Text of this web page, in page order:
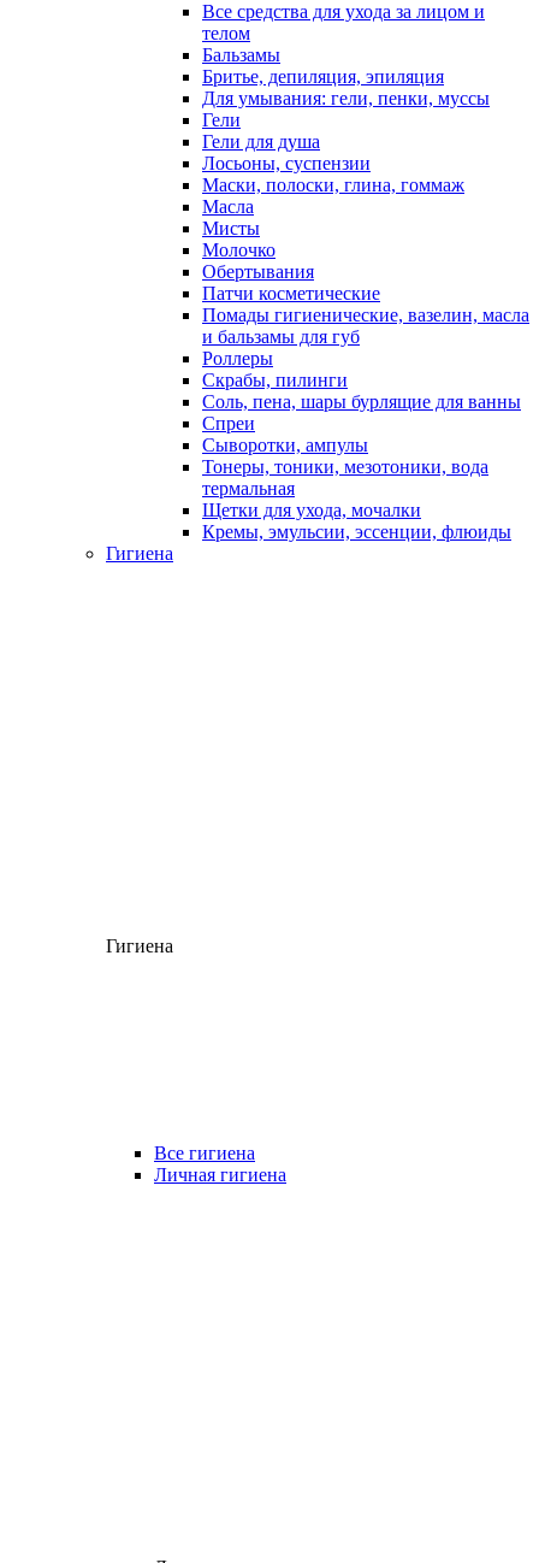
Все средства для ухода за лицом и
телом
Бальзамы
Бритье, депиляция, эпиляция
Для умывания: гели, пенки, муссы
Гели
Гели для душа
Лосьоны, суспензии
Маски, полоски, глина, гоммаж
Масла
Мисты
Молочко
Обертывания
Патчи косметические
Помады гигиенические, вазелин, масла
и бальзамы для губ
Роллеры
Скрабы, пилинги
Соль, пена, шары бурлящие для ванны
Спреи
Сыворотки, ампулы
Тонеры, тоники, мезотоники, вода
термальная
Щетки для ухода, мочалки
Кремы, эмульсии, эссенции, флюиды
Гигиена
Гигиена
Все гигиена
Личная гигиена